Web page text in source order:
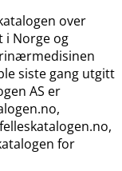
over
i Norge og
siste gang utgitt
AS er
for